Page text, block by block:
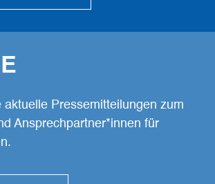
aktuelle Pressemitteilungen zum
Ansprechpartner*innen für